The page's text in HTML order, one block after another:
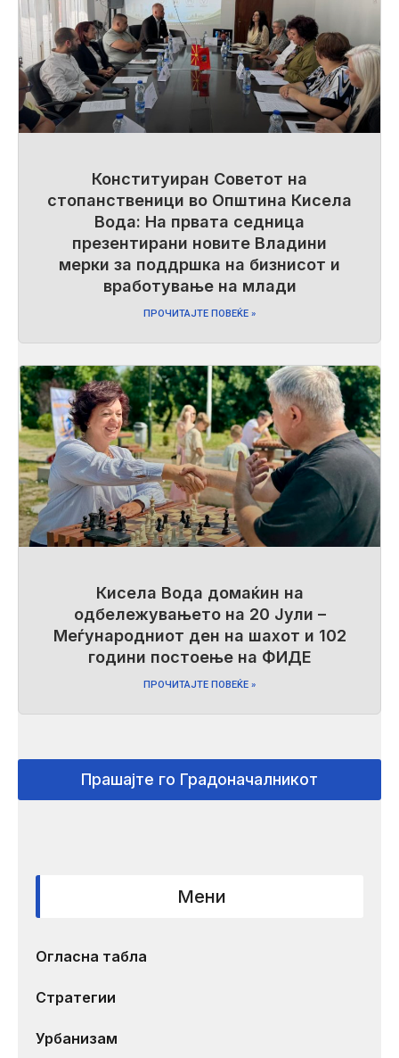
Конституиран Советот на
стопанственици во Општина Кисела
Вода: На првата седница
презентирани новите Владини
мерки за поддршка на бизнисот и
вработување на млади
ПРОЧИТАЈТЕ ПОВЕЌЕ »
Кисела Вода домаќин на
одбележувањето на 20 Јули –
Меѓународниот ден на шахот и 102
години постоење на ФИДЕ
ПРОЧИТАЈТЕ ПОВЕЌЕ »
Прашајте го Градоначалникот
Мени
Огласна табла
Стратегии
Урбанизам